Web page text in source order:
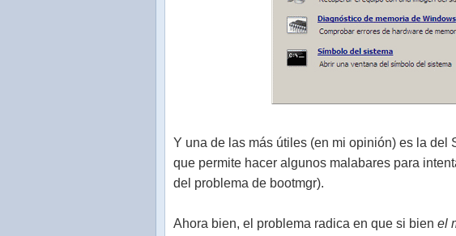
Y una de las más útiles (en mi opinión) es la del
que permite hacer algunos malabares para
del problema de bootmgr).
Ahora bien, el problema radica en que si bien el